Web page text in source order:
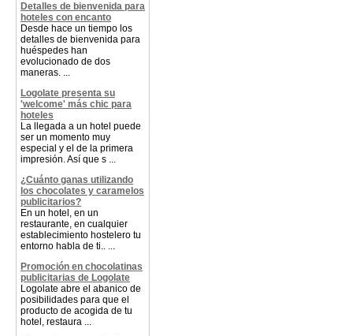
Detalles de bienvenida para
hoteles con encanto
Desde hace un tiempo los
detalles de bienvenida para
huéspedes han
evolucionado de dos
maneras. ...
Logolate presenta su
'welcome' más chic para
hoteles
La llegada a un hotel puede
ser un momento muy
especial y el de la primera
impresión. Así que s ...
¿Cuánto ganas utilizando
los chocolates y caramelos
publicitarios?
En un hotel, en un
restaurante, en cualquier
establecimiento hostelero tu
entorno habla de ti.. ...
Promoción en chocolatinas
publicitarias de Logolate
Logolate abre el abanico de
posibilidades para que el
producto de acogida de tu
hotel, restaura ...